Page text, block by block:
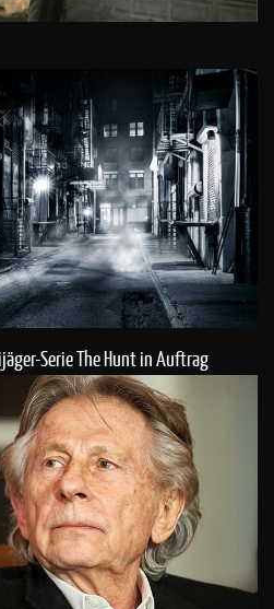
Serie The Hunt in Auftrag